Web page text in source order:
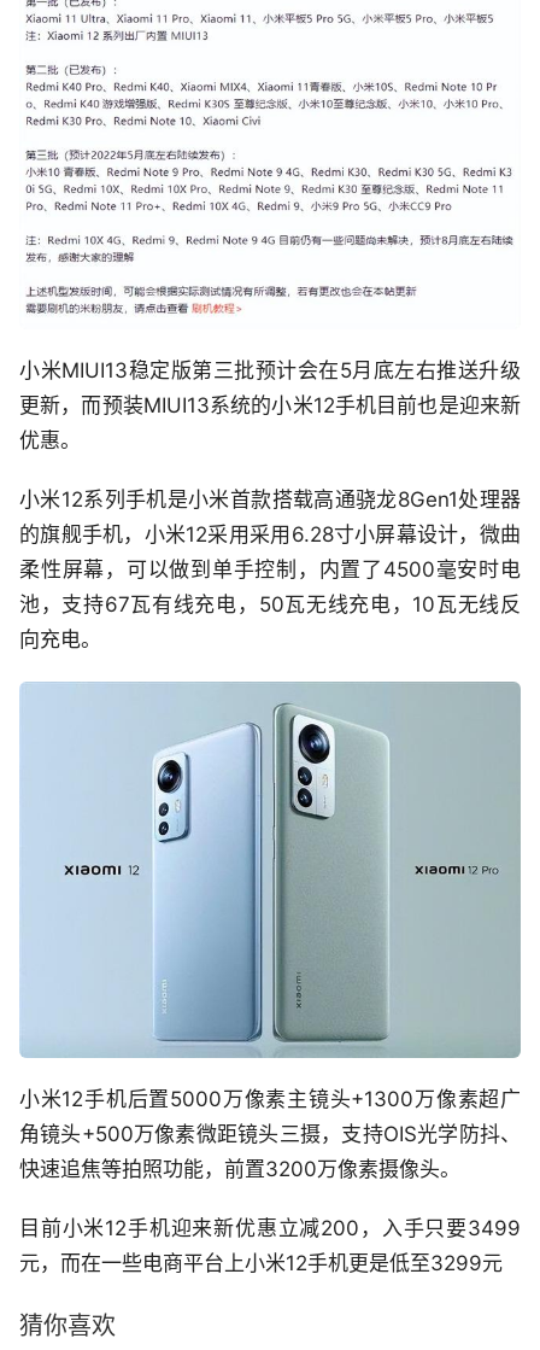
小米MIUI13稳定版第三批预计会在5月底左右推送升级
更新，而预装MIUI13系统的小米12手机目前也是迎来新
优惠。
小米12系列手机是小米首款搭载高通骁龙8Gen1处理器
的旗舰手机，小米12采用采用6.28寸小屏幕设计，微曲
柔性屏幕，可以做到单手控制，内置了4500毫安时电
池，支持67瓦有线充电，50瓦无线充电，10瓦无线反
向充电。
小米12手机后置5000万像素主镜头+1300万像素超广
角镜头+500万像素微距镜头三摄，支持OIS光学防抖、
快速追焦等拍照功能，前置3200万像素摄像头。
目前小米12手机迎来新优惠立减200，入手只要3499
元，而在一些电商平台上小米12手机更是低至3299元
猜你喜欢